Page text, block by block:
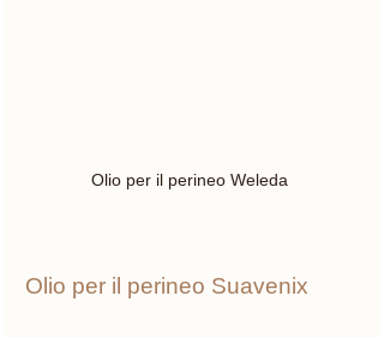
Olio per il perineo Weleda
Olio per il perineo Suavenix